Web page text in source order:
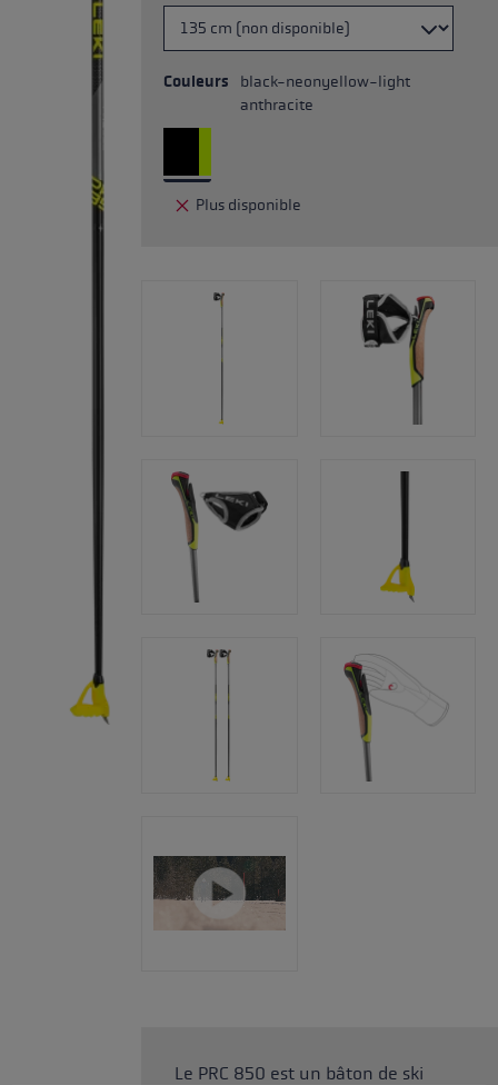
Couleurs
black-neonyellow-light
anthracite
Plus disponible
Le PRC 850 est un bâton de ski